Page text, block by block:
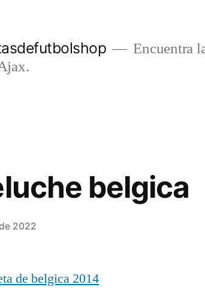
Encuentra
belgica
2022